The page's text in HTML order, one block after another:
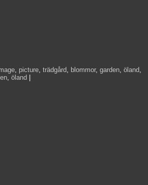
, picture, trädgård, blommor, garden, öland,
, öland